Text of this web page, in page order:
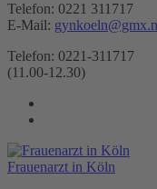
Telefon: 0221 311717
E-Mail:
Telefon: 0221-311717
(11.00-12.30)
Frauenarzt in Köln